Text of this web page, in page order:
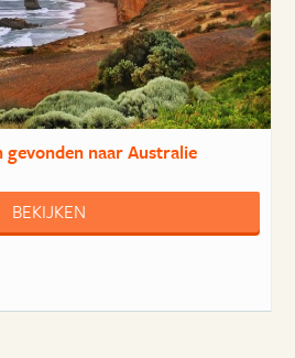
gevonden naar Australie
BEKIJKEN